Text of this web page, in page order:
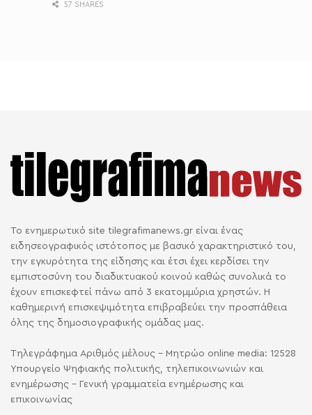
57 SHARES
Το ενημερωτικό site tilegrafimanews.gr είναι ένας
ειδησεογραφικός ιστότοπος με βασικό χαρακτηριστικό του,
την εγκυρότητα της είδησης και έτσι έχει κερδίσει την
εμπιστοσύνη του διαδικτυακού κοινού καθώς συνολικά το
έχουν επισκεφτεί πάνω από 3 εκατομμύρια χρηστών. Η
καθημερινή επισκεψιμότητα επιβραβεύει την προσπάθεια
όλης της δημοσιογραφικής ομάδας μας.
Τηλεγράφημα Αριθμός μέλους - Μητρώο online media: 12528
Υπουργείο Ψηφιακής πολιτικής, τηλεπικοινωνιών και
ενημέρωσης - Γενική γραμματεία ενημέρωσης και
επικοινωνίας